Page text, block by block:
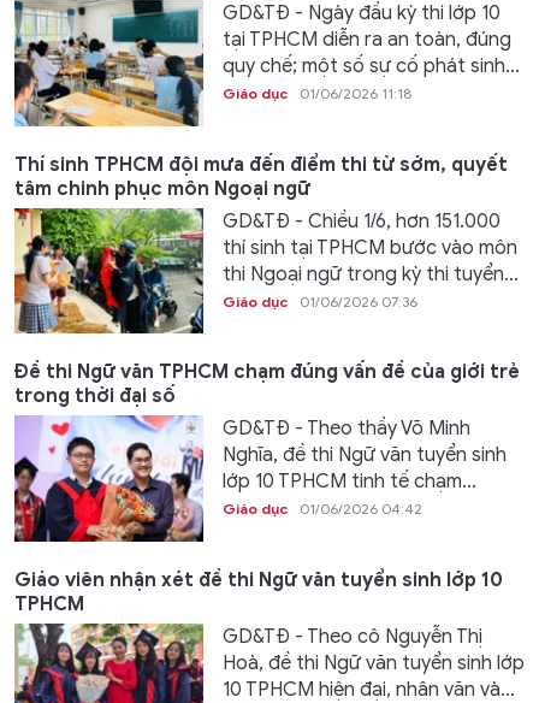
GD&TĐ - Ngày đầu kỳ thi lớp 10
tại TPHCM diễn ra an toàn, đúng
quy chế; một số sự cố phát sinh...
Giáo dục 01/06/2026 11:18
Thí sinh TPHCM đội mưa đến điểm thi từ sớm, quyết
tâm chinh phục môn Ngoại ngữ
GD&TĐ - Chiều 1/6, hơn 151.000
thí sinh tại TPHCM bước vào môn
thi Ngoại ngữ trong kỳ thi tuyển...
Giáo dục 01/06/2026 07:36
Đề thi Ngữ văn TPHCM chạm đúng vấn đề của giới trẻ
trong thời đại số
GD&TĐ - Theo thầy Võ Minh
Nghĩa, đề thi Ngữ văn tuyển sinh
lớp 10 TPHCM tinh tế chạm...
Giáo dục 01/06/2026 04:42
Giáo viên nhận xét đề thi Ngữ văn tuyển sinh lớp 10
TPHCM
GD&TĐ - Theo cô Nguyễn Thị
Hoà, đề thi Ngữ văn tuyển sinh lớp
10 TPHCM hiện đại, nhân văn và...